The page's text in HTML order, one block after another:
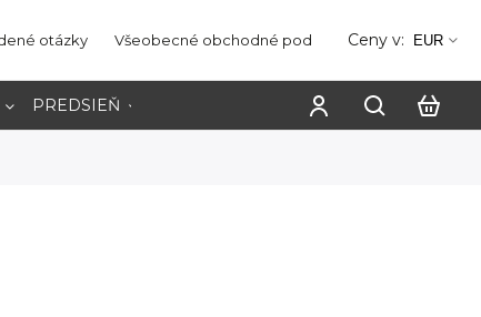
otázky Všeobecné obchodné podmienky Ochrana
Ceny v: EUR
PREDSIEŇ